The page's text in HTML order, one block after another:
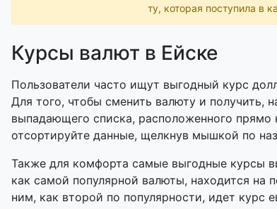
ту, которая поступила в
Курсы валют в Ейске
Пользователи часто ищут выгодный курс
Для того, чтобы сменить валюту и получить,
выпадающего списка, расположенного
отсортируйте данные, щелкнув мышкой по
Также для комфорта самые выгодные курсы
как самой популярной валюты, находится на
ним, как второй по популярности, идет курс